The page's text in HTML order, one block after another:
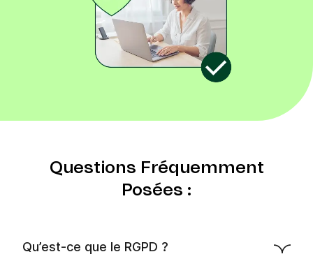
Questions Fréquemment
Posées :
Qu’est-ce que le RGPD ?